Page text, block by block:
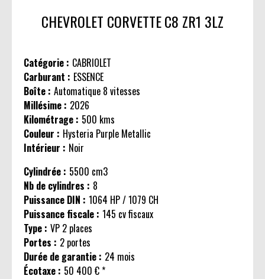
CHEVROLET CORVETTEC8 ZR1 3LZ
Catégorie : CABRIOLET
Carburant : ESSENCE
Boîte : Automatique 8 vitesses
Millésime : 2026
Kilométrage : 500 kms
Couleur : Hysteria Purple Metallic
Intérieur : Noir
Cylindrée : 5500 cm3
Nb de cylindres : 8
Puissance DIN : 1064 HP / 1079 CH
Puissance fiscale : 145 cv fiscaux
Type : VP 2 places
Portes : 2 portes
Durée de garantie : 24 mois
Écotaxe : 50 400 € *